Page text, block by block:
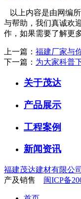
以上内容是由网编
与帮助，我们真诚欢
作，如果需要了解更
上一篇： 福建厂家与
下一篇： 为大家科普
关于茂达
产品展示
工程案例
新闻资讯
福建茂达建材有限公司
产及销售 闽ICP备